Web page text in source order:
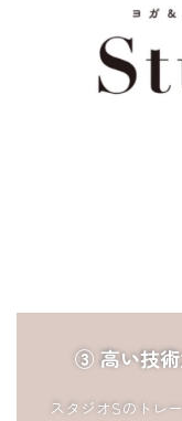
③ 高い技術
スタジオSのトレー